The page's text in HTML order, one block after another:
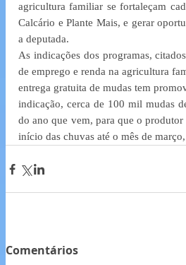
agricultura familiar se fortaleçam
Calcário e Plante Mais, e gerar
a deputada.
As indicações dos programas,
de emprego e renda na agricultura
entrega gratuita de mudas tem
indicação, cerca de 100 mil mudas
do ano que vem, para que o
início das chuvas até o mês de
Comentários